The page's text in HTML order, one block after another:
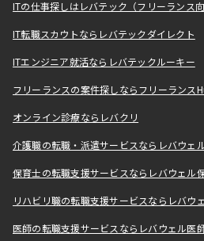
ITの仕事探しはレバテック（フリーランス
IT転職スカウトならレバテックダイレクト
ITエンジニア就活ならレバテックルーキー
フリーランスの案件探しならフリーランス
オンライン診療ならレバクリ
介護職の転職・派遣サービスならレバウェ
保育士の転職支援サービスならレバウェル
リハビリ職の転職支援サービスならレバウ
医師の転職支援サービスならレバウェル医